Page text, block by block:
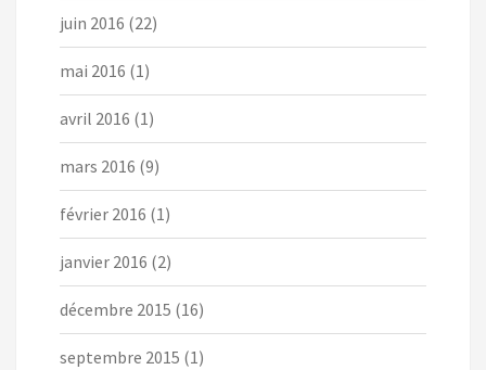
juin 2016 (22)
mai 2016 (1)
avril 2016 (1)
mars 2016 (9)
février 2016 (1)
janvier 2016 (2)
décembre 2015 (16)
septembre 2015 (1)